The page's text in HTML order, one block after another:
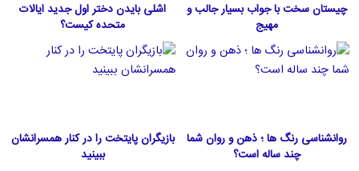
چیستان سخت با جواب بسیار جالب و
مهیج
اشلی بایدن دختر اول جدید ایالات
متحده كيست؟
روانشناسی رنگ ها ؛ ذهن و روان شما
چند ساله است؟
بازیگران پایتخت را در کنار همسرانشان
ببینید